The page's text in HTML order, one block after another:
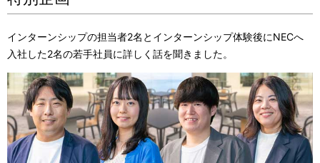
インターンシップの担当者2名とインターンシップ体験後にNECへ
入社した2名の若手社員に詳しく話を聞きました。